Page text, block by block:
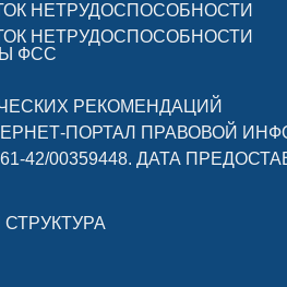
НЕТРУДОСПОСОБНОСТИ
НЕТРУДОСПОСОБНОСТИ
ФСС
РЕКОМЕНДАЦИЙ
ПОРТАЛ ПРАВОВОЙ
42/00359448. ДАТА